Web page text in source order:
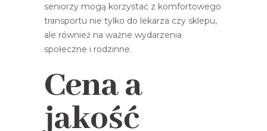
seniorzy mogą korzystać z komfortowego
transportu nie tylko do lekarza czy sklepu,
ale również na ważne wydarzenia
społeczne i rodzinne.
Cena a
jakość